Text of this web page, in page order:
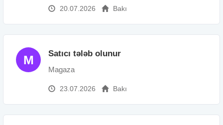
20.07.2026 Bakı
M Satıcı tələb olunur
Magaza
23.07.2026 Bakı